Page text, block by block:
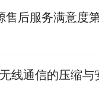
后服务满意度
线通信的压缩与